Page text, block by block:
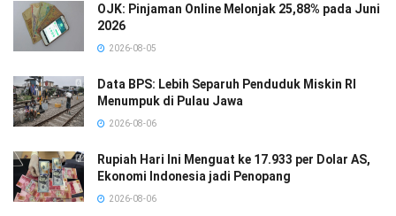
OJK: Pinjaman Online Melonjak 25,88% pada Juni
2026
2026-08-05
Data BPS: Lebih Separuh Penduduk Miskin RI
Menumpuk di Pulau Jawa
2026-08-06
Rupiah Hari Ini Menguat ke 17.933 per Dolar AS,
Ekonomi Indonesia jadi Penopang
2026-08-06